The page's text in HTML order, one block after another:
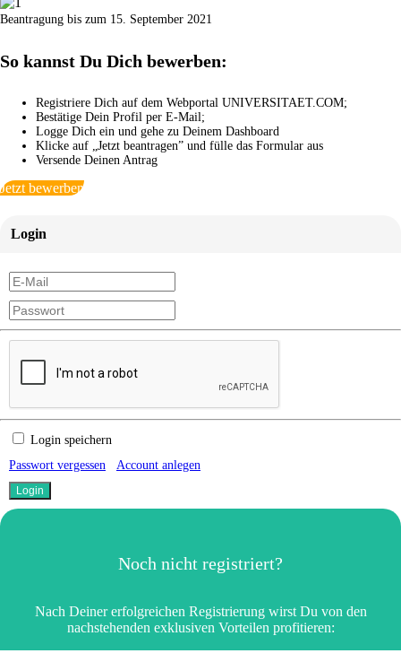
Beantragung bis zum 15. September 2021
So kannst Du Dich bewerben:
Registriere Dich auf dem Webportal UNIVERSITAET.COM;
Bestätige Dein Profil per E-Mail;
Logge Dich ein und gehe zu Deinem Dashboard
Klicke auf „Jetzt beantragen” und fülle das Formular aus
Versende Deinen Antrag
Jetzt bewerben
Login
Login speichern
Passwort vergessen
Account anlegen
Noch nicht registriert?
Nach Deiner erfolgreichen Registrierung wirst Du von den
nachstehenden exklusiven Vorteilen profitieren: